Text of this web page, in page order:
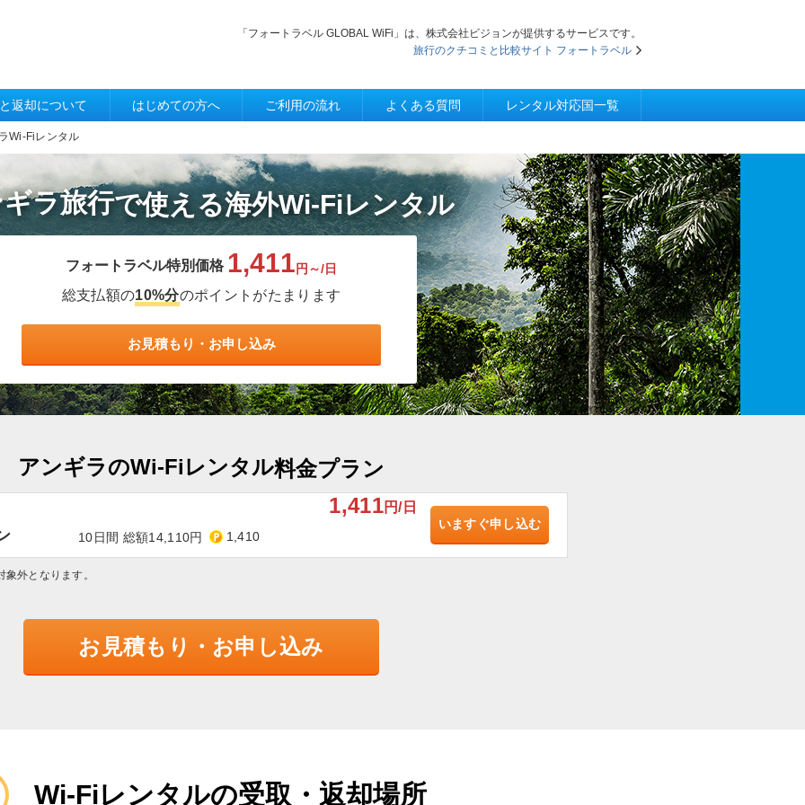
「フォートラベル GLOBAL WiFi」は、株式会社ビジョンが提供するサービスです。
旅行のクチコミと比較サイト フォートラベル
返却について はじめての方へ ご利用の流れ よくある質問 レンタル対応国一覧
Wi-Fiレンタル
ラ旅行で使える海外Wi-Fiレンタル
フォートラベル特別価格 1,411 円～/日
総支払額の10%分のポイントがたまります
お見積もり・お申し込み
アンギラのWi-Fiレンタル料金プラン
10日間 総額14,110円 1,410
1,411円/日
いますぐ申し込む
外となります。
お見積もり・お申し込み
Wi-Fiレンタルの受取・返却場所